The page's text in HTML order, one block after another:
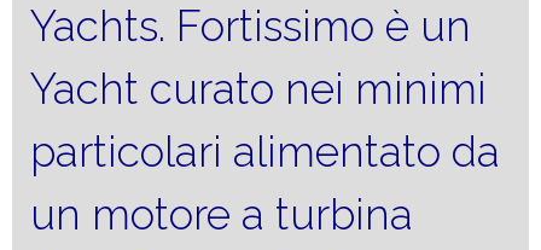
Yachts. Fortissimo è un
Yacht curato nei minimi
particolari alimentato da
un motore a turbina